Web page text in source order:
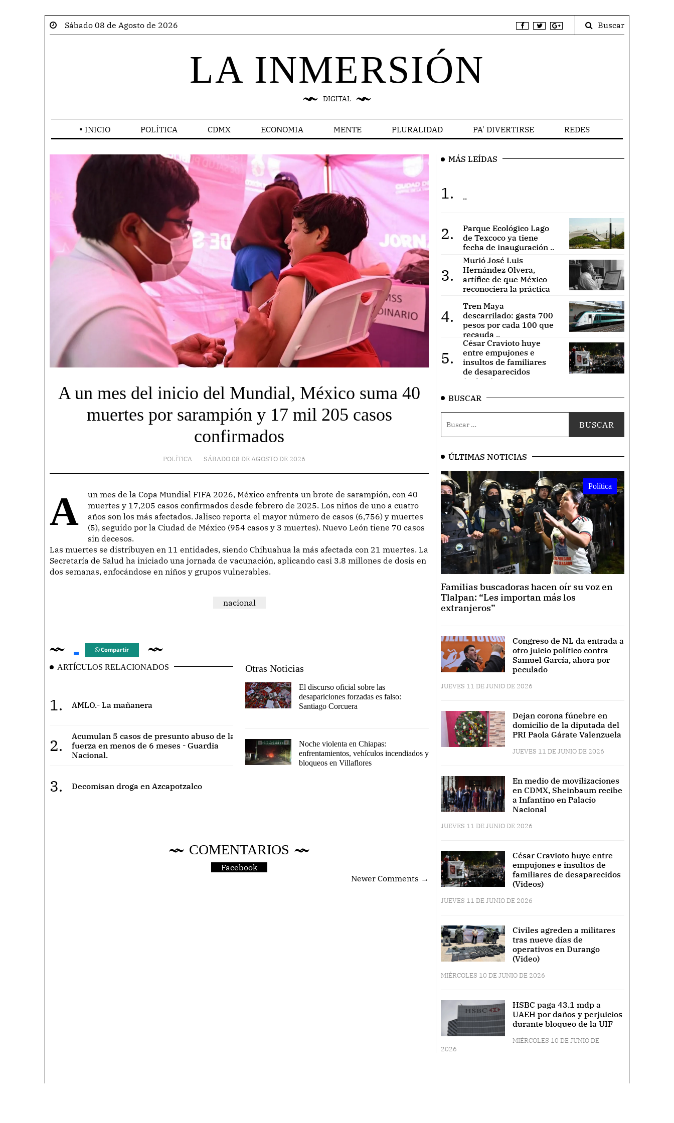
Sábado 08 de Agosto de 2026 Buscar
LA INMERSIÓN
DIGITAL
INICIO POLÍTICA CDMX ECONOMIA MENTE PLURALIDAD PA' DIVERTIRSE REDES
A un mes del inicio del Mundial, México suma 40
muertes por sarampión y 17 mil 205 casos
confirmados
POLÍTICA SÁBADO 08 DE AGOSTO DE 2026
A un mes de la Copa Mundial FIFA 2026, México enfrenta un brote de sarampión, con 40
muertes y 17,205 casos confirmados desde febrero de 2025. Los niños de uno a cuatro
años son los más afectados. Jalisco reporta el mayor número de casos (6,756) y muertes
(5), seguido por la Ciudad de México (954 casos y 3 muertes). Nuevo León tiene 70 casos
sin decesos.
Las muertes se distribuyen en 11 entidades, siendo Chihuahua la más afectada con 21 muertes. La
Secretaría de Salud ha iniciado una jornada de vacunación, aplicando casi 3.8 millones de dosis en
dos semanas, enfocándose en niños y grupos vulnerables.
nacional
Compartir
ARTÍCULOS RELACIONADOS
1. AMLO.- La mañanera
2.
Acumulan 5 casos de presunto abuso de la
fuerza en menos de 6 meses - Guardia
Nacional.
3. Decomisan droga en Azcapotzalco
Otras Noticias
El discurso oficial sobre las
desapariciones forzadas es falso:
Santiago Corcuera
Noche violenta en Chiapas:
enfrentamientos, vehículos incendiados y
bloqueos en Villaflores
COMENTARIOS
Facebook
Newer Comments →
MÁS LEÍDAS
1. ..
2.
Parque Ecológico Lago
de Texcoco ya tiene
fecha de inauguración ..
3.
Murió José Luis
Hernández Olvera,
artífice de que México
reconociera la práctica
4.
Tren Maya
descarrilado: gasta 700
pesos por cada 100 que
recauda ..
5.
César Cravioto huye
entre empujones e
insultos de familiares
de desaparecidos
(Videos) ..
BUSCAR
ÚLTIMAS NOTICIAS
Política
Familias buscadoras hacen oír su voz en
Tlalpan: “Les importan más los
extranjeros”
Congreso de NL da entrada a
otro juicio político contra
Samuel García, ahora por
peculado
JUEVES 11 DE JUNIO DE 2026
Dejan corona fúnebre en
domicilio de la diputada del
PRI Paola Gárate Valenzuela
JUEVES 11 DE JUNIO DE 2026
En medio de movilizaciones
en CDMX, Sheinbaum recibe
a Infantino en Palacio
Nacional
JUEVES 11 DE JUNIO DE 2026
César Cravioto huye entre
empujones e insultos de
familiares de desaparecidos
(Videos)
JUEVES 11 DE JUNIO DE 2026
Civiles agreden a militares
tras nueve días de
operativos en Durango
(Video)
MIÉRCOLES 10 DE JUNIO DE 2026
HSBC paga 43.1 mdp a
UAEH por daños y perjuicios
durante bloqueo de la UIF
MIÉRCOLES 10 DE JUNIO DE
2026